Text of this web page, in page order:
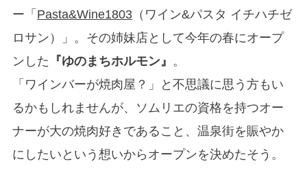
ー「 Pasta&Wine1803（ワイン&パスタ イチハチゼ
ロサン）」。その姉妹店として今年の春にオープ
ンした 『ゆのまちホルモン』 。
「ワインバーが焼肉屋？」と不思議に思う方もい
るかもしれませんが、ソムリエの資格を持つオー
ナーが大の焼肉好きであること、温泉街を賑やか
にしたいという想いからオープンを決めたそう。